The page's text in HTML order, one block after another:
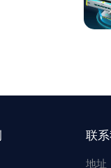
联
地址